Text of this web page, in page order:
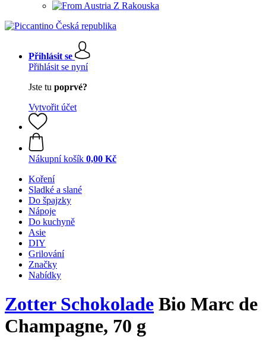
Z Rakouska
Přihlásit se
Přihlásit se nyní
Jste tu poprvé?
Vytvořit účet
Nákupní košík 0,00 Kč
Koření
Sladké a slané
Do špajzky
Nápoje
Do kuchyně
Asie
DIY
Grilování
Značky
Nabídky
Zotter Schokolade Bio Marc de
Champagne, 70 g